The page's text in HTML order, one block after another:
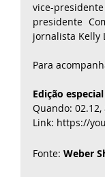
vice-
presidente
jornalista Kelly
Para
Edição
Quando: 02.12,
Link: https://
Fonte: Weber